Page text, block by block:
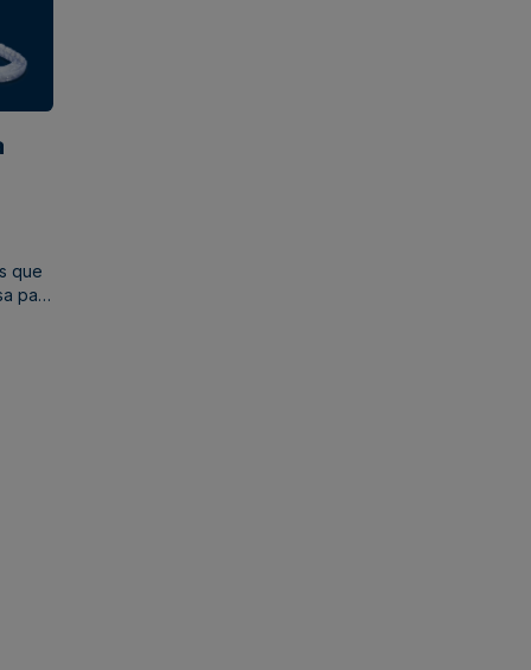
que
para
de